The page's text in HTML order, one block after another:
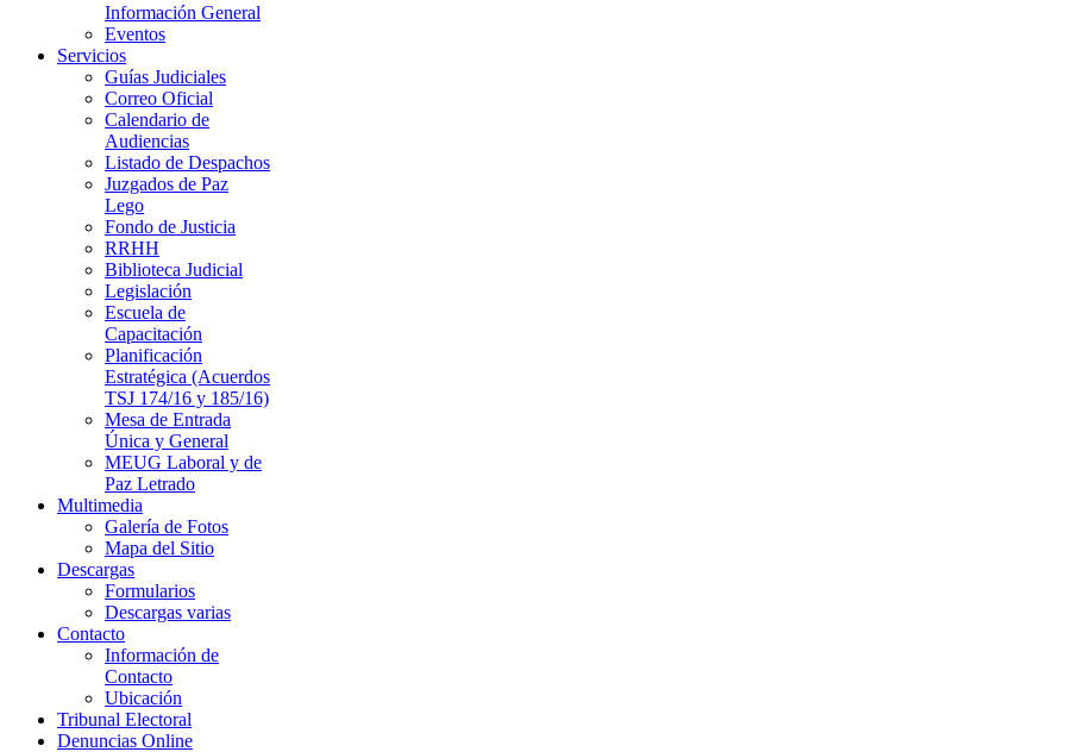
Información General
Eventos
Servicios
Guías Judiciales
Correo Oficial
Calendario de
Audiencias
Listado de Despachos
Juzgados de Paz
Lego
Fondo de Justicia
RRHH
Biblioteca Judicial
Legislación
Escuela de
Capacitación
Planificación
Estratégica (Acuerdos
TSJ 174/16 y 185/16)
Mesa de Entrada
Única y General
MEUG Laboral y de
Paz Letrado
Multimedia
Galería de Fotos
Mapa del Sitio
Descargas
Formularios
Descargas varias
Contacto
Información de
Contacto
Ubicación
Tribunal Electoral
Denuncias Online